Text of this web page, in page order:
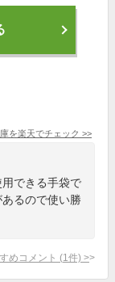
を楽天でチェック >>
できる手袋で
るので使い勝
めコメント (1 件) >